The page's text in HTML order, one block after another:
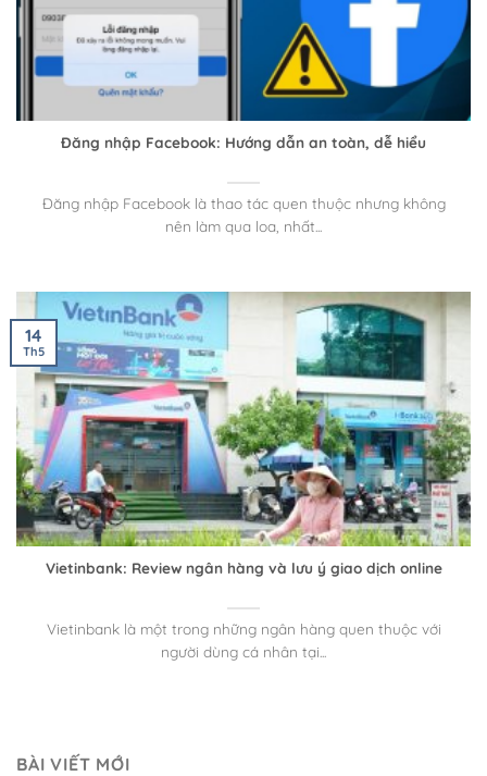
Đăng nhập Facebook: Hướng dẫn an toàn, dễ hiểu
Đăng nhập Facebook là thao tác quen thuộc nhưng không
nên làm qua loa, nhất...
Vietinbank: Review ngân hàng và lưu ý giao dịch online
Vietinbank là một trong những ngân hàng quen thuộc với
người dùng cá nhân tại...
14
Th5
BÀI VIẾT MỚI